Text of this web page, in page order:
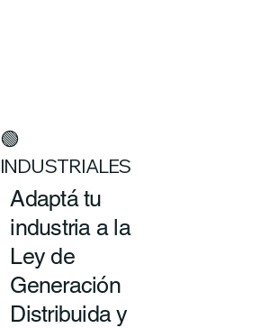
🟢
INDUSTRIALES
Adaptá tu
industria a la
Ley de
Generación
Distribuida y